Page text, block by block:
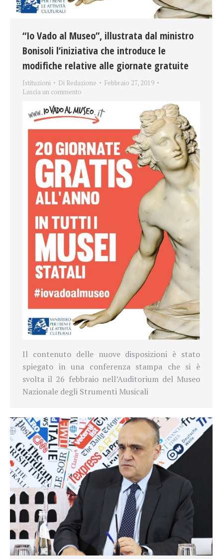
“Io Vado al Museo”, illustrata dal ministro
Bonisoli l’iniziativa che introduce le
modifiche relative alle giornate gratuite
Istituzioni Di Redazione
Febbraio 27, 2019
Lascia un commento
Il contenuto delle nuove disposizioni è stato
spiegato in una conferenza stampa che si è
svolta il 26 febbraio nell’Auditorium del Museo
Nazionale degli Strumenti Musicali